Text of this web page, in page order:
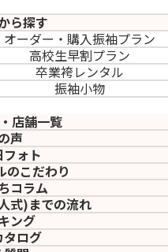
ら探す
オーダー・購入振袖プラン
高校生早割プラン
卒業袴レンタル
振袖小物
店舗一覧
声
ォト
のこだわり
コラム
式)までの流れ
ング
タログ